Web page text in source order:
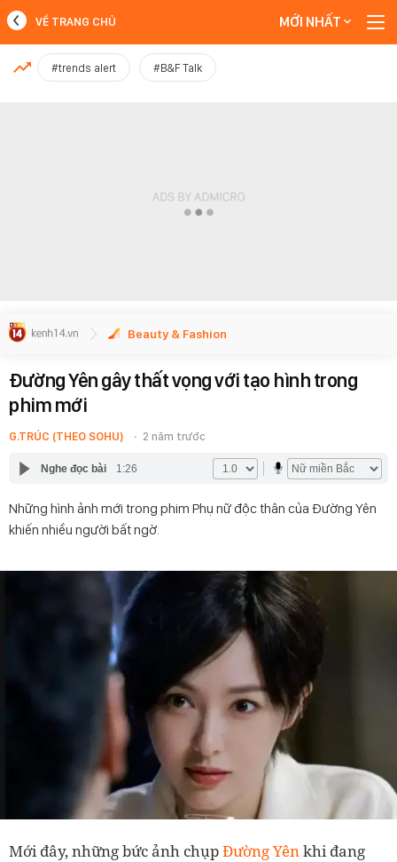
MỚI NHẤT
VỀ TRANG CHỦ MỚI NHẤT
#trends alert #B&F Talk
Beauty & Fashion
Đường Yên gây thất vọng với tạo hình trong
phim mới
G.TRÚC (THEO SOHU) 2 năm trước
Nghe đọc bài 1:26
Những hình ảnh mới trong phim Phụ nữ độc thân của Đường Yên
khiến nhiều người bất ngờ.
Mới đây, những bức ảnh chụpĐường Yênkhi đang